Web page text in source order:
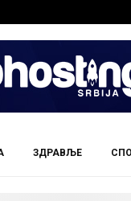
ЗДРАВЉЕ